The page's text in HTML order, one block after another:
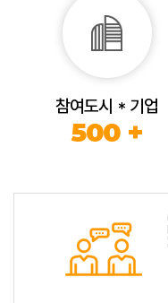
참여도시 * 기업
500 +